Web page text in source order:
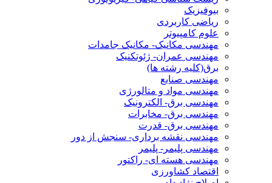
بیوفیزیک
ریاضی کاربردی
علوم کامپیوتر
مهندسی مکانیک- مکانیک جامدات
مهندسی عمران- ژئوتکنیک
برق(کلیه رشته ها)
مهندسی صنایع
مهندسی مواد و متالورژی
مهندسی برق- الکترونیک
مهندسی برق- مخابرات
مهندسی برق- قدرت
مهندسی نقشه برداری- سنجش از دور
مهندسی پلیمر- پلیمر
مهندسی هسته ای- راکتور
اقتصاد کشاورزی